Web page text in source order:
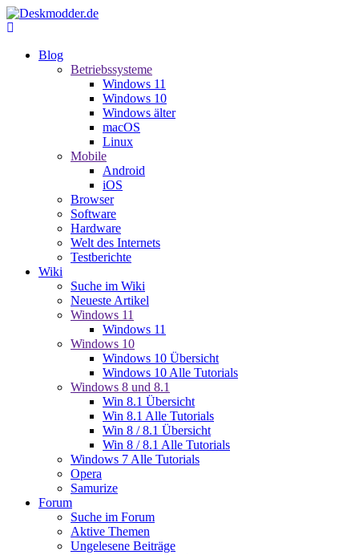
Blog
Betriebssysteme
Windows 11
Windows 10
Windows älter
macOS
Linux
Mobile
Android
iOS
Browser
Software
Hardware
Welt des Internets
Testberichte
Wiki
Suche im Wiki
Neueste Artikel
Windows 11
Windows 11
Windows 10
Windows 10 Übersicht
Windows 10 Alle Tutorials
Windows 8 und 8.1
Win 8.1 Übersicht
Win 8.1 Alle Tutorials
Win 8 / 8.1 Übersicht
Win 8 / 8.1 Alle Tutorials
Windows 7 Alle Tutorials
Opera
Samurize
Forum
Suche im Forum
Aktive Themen
Ungelesene Beiträge